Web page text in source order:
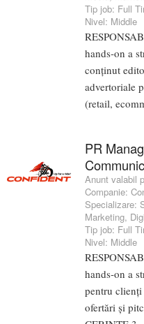
Tip job: Full
Nivel: Middle
hands-on a
conținut
advertoriale
(retail,
PR
Anunt valabil
Companie:
Specializare:
Marketing,
Tip job: Full
Nivel: Middle
hands-on a
pentru
ofertări și